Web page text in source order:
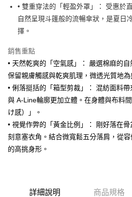
• 雙重穿法的「輕盈外罩」： 受惠於
自然呈現斗篷般的流暢傘狀，是夏日
擇。
銷售重點
• 天然乾爽的「空氣感」： 嚴選棉麻的自
保留親膚觸感與乾爽肌理，微透光質地為
• 俐落挺括的「箱型剪裁」： 混紡面料
與 A-Line輪廓更加立體。在身體與布料
け感）」。
• 視覺作弊的「黃金比例」： 剛好落在
刻意塞衣角。結合微寬鬆五分落肩，從
的高挑身形。
詳細說明 商品規格